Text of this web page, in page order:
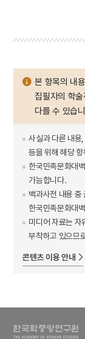
본 항목의 내
집필자의 학
다를 수 있습
사실과 다른 내용
등을 위해 해당
한국민족문화대
가능합니다.
백과사전 내용 중
한국민족문화대
미디어 자료는 자
부착하고 있으므
콘텐츠 이용 안내